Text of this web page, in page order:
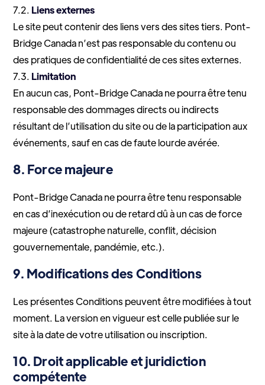
7.2. Liens externes
Le site peut contenir des liens vers des sites tiers. Pont-
Bridge Canada n’est pas responsable du contenu ou
des pratiques de confidentialité de ces sites externes.
7.3. Limitation
En aucun cas, Pont-Bridge Canada ne pourra être tenu
responsable des dommages directs ou indirects
résultant de l’utilisation du site ou de la participation aux
événements, sauf en cas de faute lourde avérée.
8. Force majeure
Pont-Bridge Canada ne pourra être tenu responsable
en cas d’inexécution ou de retard dû à un cas de force
majeure (catastrophe naturelle, conflit, décision
gouvernementale, pandémie, etc.).
9. Modifications des Conditions
Les présentes Conditions peuvent être modifiées à tout
moment. La version en vigueur est celle publiée sur le
site à la date de votre utilisation ou inscription.
10. Droit applicable et juridiction
compétente